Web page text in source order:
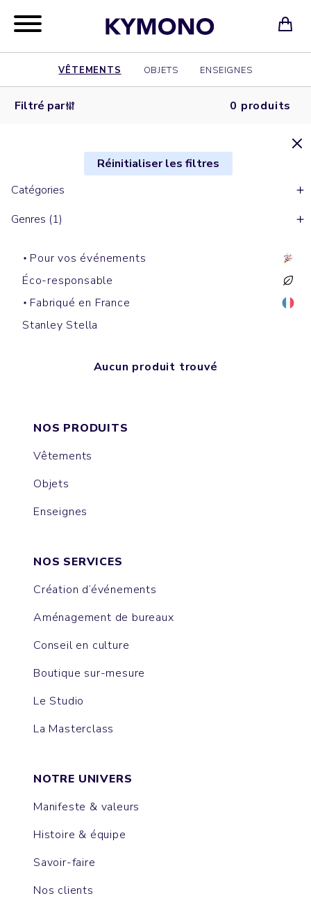
VÊTEMENTS OBJETS ENSEIGNES
Filtré par 0 produits
Réinitialiser les filtres
Catégories
Genres (1)
Pour vos événements
Éco-responsable
Fabriqué en France
Stanley Stella
Aucun produit trouvé
NOS PRODUITS
Vêtements
Objets
Enseignes
NOS SERVICES
Création d’événements
Aménagement de bureaux
Conseil en culture
Boutique sur-mesure
Le Studio
La Masterclass
NOTRE UNIVERS
Manifeste & valeurs
Histoire & équipe
Savoir-faire
Nos clients